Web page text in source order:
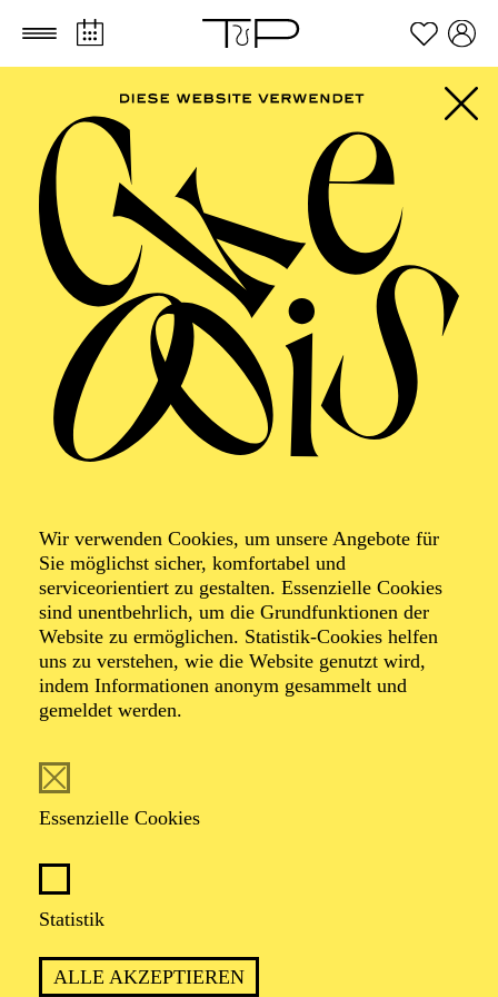
Zum Hauptinhalt springen Zum Footer springen
Wir verwenden Cookies, um unsere Angebote für
Sie möglichst sicher, komfortabel und
serviceorientiert zu gestalten. Essenzielle Cookies
sind unentbehrlich, um die Grundfunktionen der
Website zu ermöglichen. Statistik-Cookies helfen
uns zu verstehen, wie die Website genutzt wird,
indem Informationen anonym gesammelt und
gemeldet werden.
Essenzielle Cookies
Statistik
ALLE AKZEPTIEREN
Foto: Björn Hickmann
Schneider
Bernhard Schneider wurde in Wien geboren und erhielt